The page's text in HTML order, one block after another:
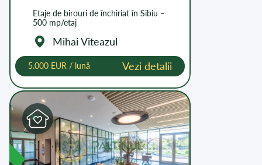
Etaje de birouri de închiriat în Sibiu –
500 mp/etaj
Mihai Viteazul
5.000 EUR / lună Vezi detalii